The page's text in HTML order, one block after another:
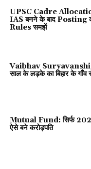
UPSC Cadre
IAS बनने के बाद Posting
Rules समझें
Vaibhav
साल के लड़के का बिहार के
Mutual Fund: सिर्फ
ऐसे बने करोड़पति